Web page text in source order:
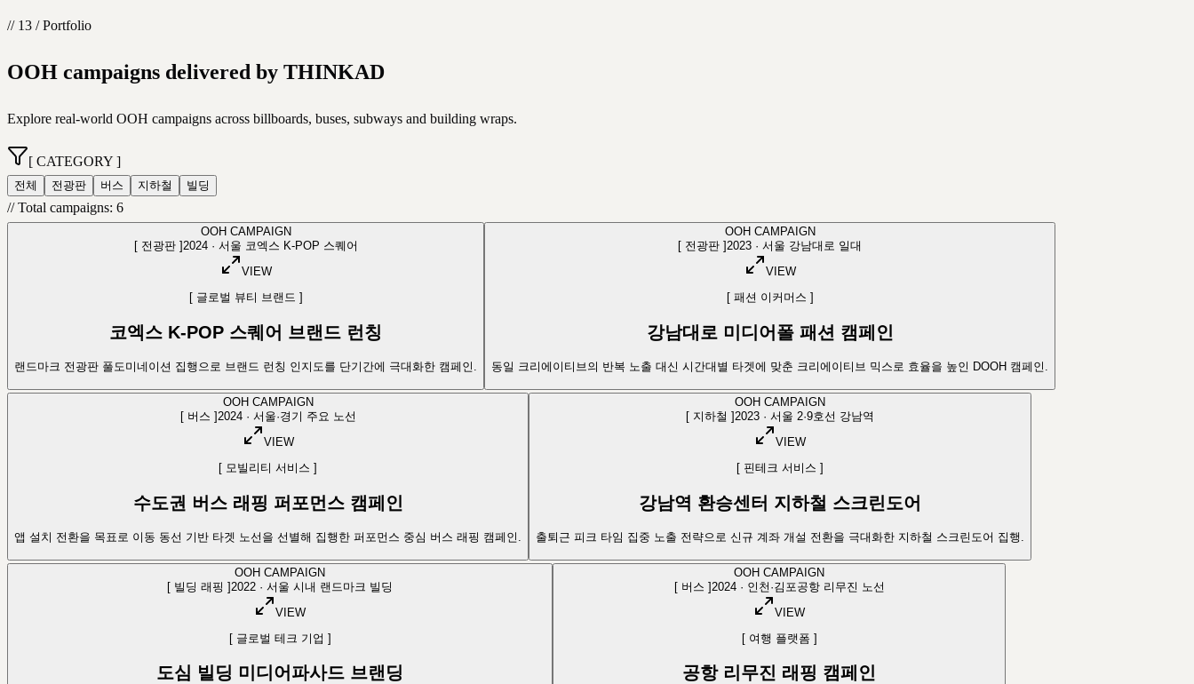
// 13 / Portfolio
OOH campaigns delivered by THINKAD
Explore real-world OOH campaigns across billboards, buses, subways and building wraps.
[ CATEGORY ]
전체 전광판 버스 지하철 빌딩
//Total campaigns: 6
OOH CAMPAIGN
[ 전광판] 2024· 서울 코엑스 K-POP 스퀘어
VIEW
[ 글로벌 뷰티 브랜드 ]
코엑스 K-POP 스퀘어 브랜드 런칭
랜드마크 전광판 풀도미네이션 집행으로 브랜드 런칭 인지도를 단기간에 극대화한 캠페인.
OOH CAMPAIGN
[ 전광판 ] 2023 · 서울 강남대로 일대
VIEW
[ 패션 이커머스 ]
강남대로 미디어폴 패션 캠페인
동일 크리에이티브의 반복 노출 대신 시간대별 타겟에 맞춘 크리에이티브 믹스로 효율을 높인 DOOH 캠페인.
OOH CAMPAIGN
[ 버스 ]2024· 서울·경기 주요 노선
VIEW
[ 모빌리티 서비스 ]
수도권 버스 래핑 퍼포먼스 캠페인
앱 설치 전환을 목표로 이동 동선 기반 타겟 노선을 선별해 집행한 퍼포먼스 중심 버스 래핑 캠페인.
OOH CAMPAIGN
[ 지하철 ]2023 · 서울 2·9호선 강남역
VIEW
[ 핀테크 서비스 ]
강남역 환승센터 지하철 스크린도어
출퇴근 피크 타임 집중 노출 전략으로 신규 계좌 개설 전환을 극대화한 지하철 스크린도어 집행.
OOH CAMPAIGN
[ 빌딩 래핑 ]2022 · 서울 시내 랜드마크 빌딩
VIEW
[ 글로벌 테크 기업 ]
도심 빌딩 미디어파사드 브랜딩
OOH CAMPAIGN
[ 버스 ]2024· 인천·김포공항 리무진 노선
VIEW
[ 여행 플랫폼 ]
공항 리무진 래핑 캠페인